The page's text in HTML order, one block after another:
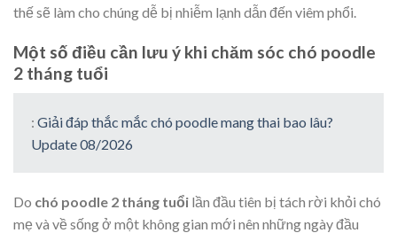
thế sẽ làm cho chúng dễ bị nhiễm lạnh dẫn đến viêm phổi.
Một số điều cần lưu ý khi chăm sóc chó poodle
2 tháng tuổi
: Giải đáp thắc mắc chó poodle mang thai bao lâu?
Update 08/2026
Do chó poodle 2 tháng tuổi lần đầu tiên bị tách rời khỏi chó
mẹ và về sống ở một không gian mới nên những ngày đầu